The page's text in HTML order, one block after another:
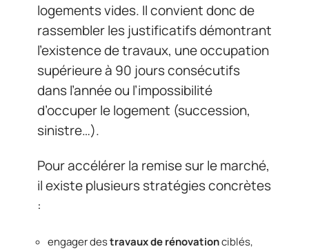
logements vides. Il convient donc de
rassembler les justificatifs démontrant
l’existence de travaux, une occupation
supérieure à 90 jours consécutifs
dans l’année ou l’impossibilité
d’occuper le logement (succession,
sinistre…).
Pour accélérer la remise sur le marché,
il existe plusieurs stratégies concrètes
:
engager destravaux de rénovationciblés,